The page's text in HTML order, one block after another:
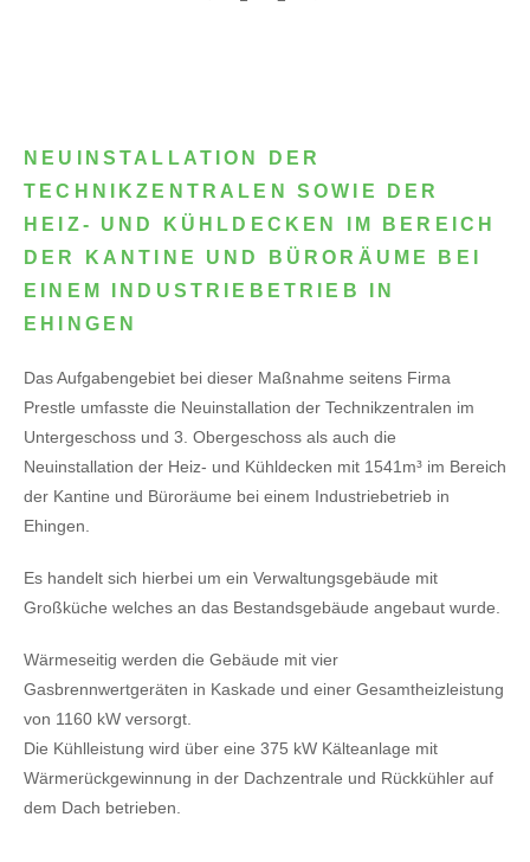
NEUINSTALLATION DER
TECHNIKZENTRALEN SOWIE DER
HEIZ- UND KÜHLDECKEN IM BEREICH
DER KANTINE UND BÜRORÄUME BEI
EINEM INDUSTRIEBETRIEB IN
EHINGEN
Das Aufgabengebiet bei dieser Maßnahme seitens Firma
Prestle umfasste die Neuinstallation der Technikzentralen im
Untergeschoss und 3. Obergeschoss als auch die
Neuinstallation der Heiz- und Kühldecken mit 1541m³ im Bereich
der Kantine und Büroräume bei einem Industriebetrieb in
Ehingen.
Es handelt sich hierbei um ein Verwaltungsgebäude mit
Großküche welches an das Bestandsgebäude angebaut wurde.
Wärmeseitig werden die Gebäude mit vier
Gasbrennwertgeräten in Kaskade und einer Gesamtheizleistung
von 1160 kW versorgt.
Die Kühlleistung wird über eine 375 kW Kälteanlage mit
Wärmerückgewinnung in der Dachzentrale und Rückkühler auf
dem Dach betrieben.